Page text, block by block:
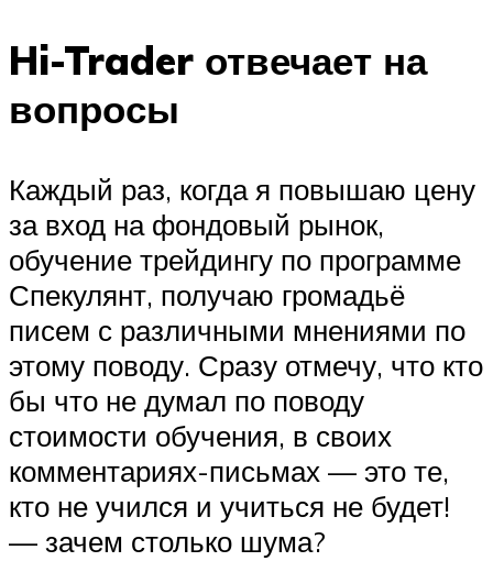
Hi-Trader отвечает на
вопросы
Каждый раз, когда я повышаю цену
за вход на фондовый рынок,
обучение трейдингу по программе
Спекулянт, получаю громадьё
писем с различными мнениями по
этому поводу. Сразу отмечу, что кто
бы что не думал по поводу
стоимости обучения, в своих
комментариях-письмах — это те,
кто не учился и учиться не будет!
— зачем столько шума?